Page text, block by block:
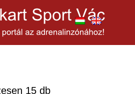
15 db